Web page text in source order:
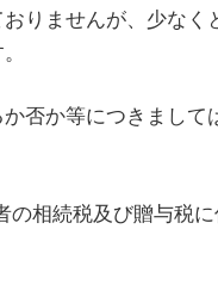
りませんが、少なく
否か等につきまして
の相続税及び贈与税